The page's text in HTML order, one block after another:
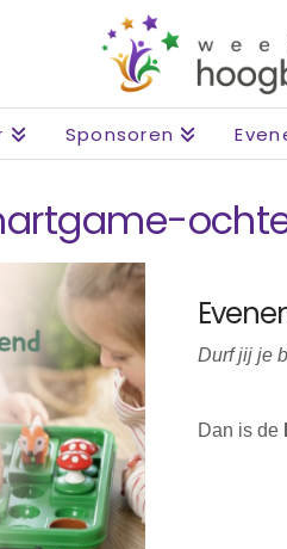
Sponsoren
Durf jij je
Dan is de